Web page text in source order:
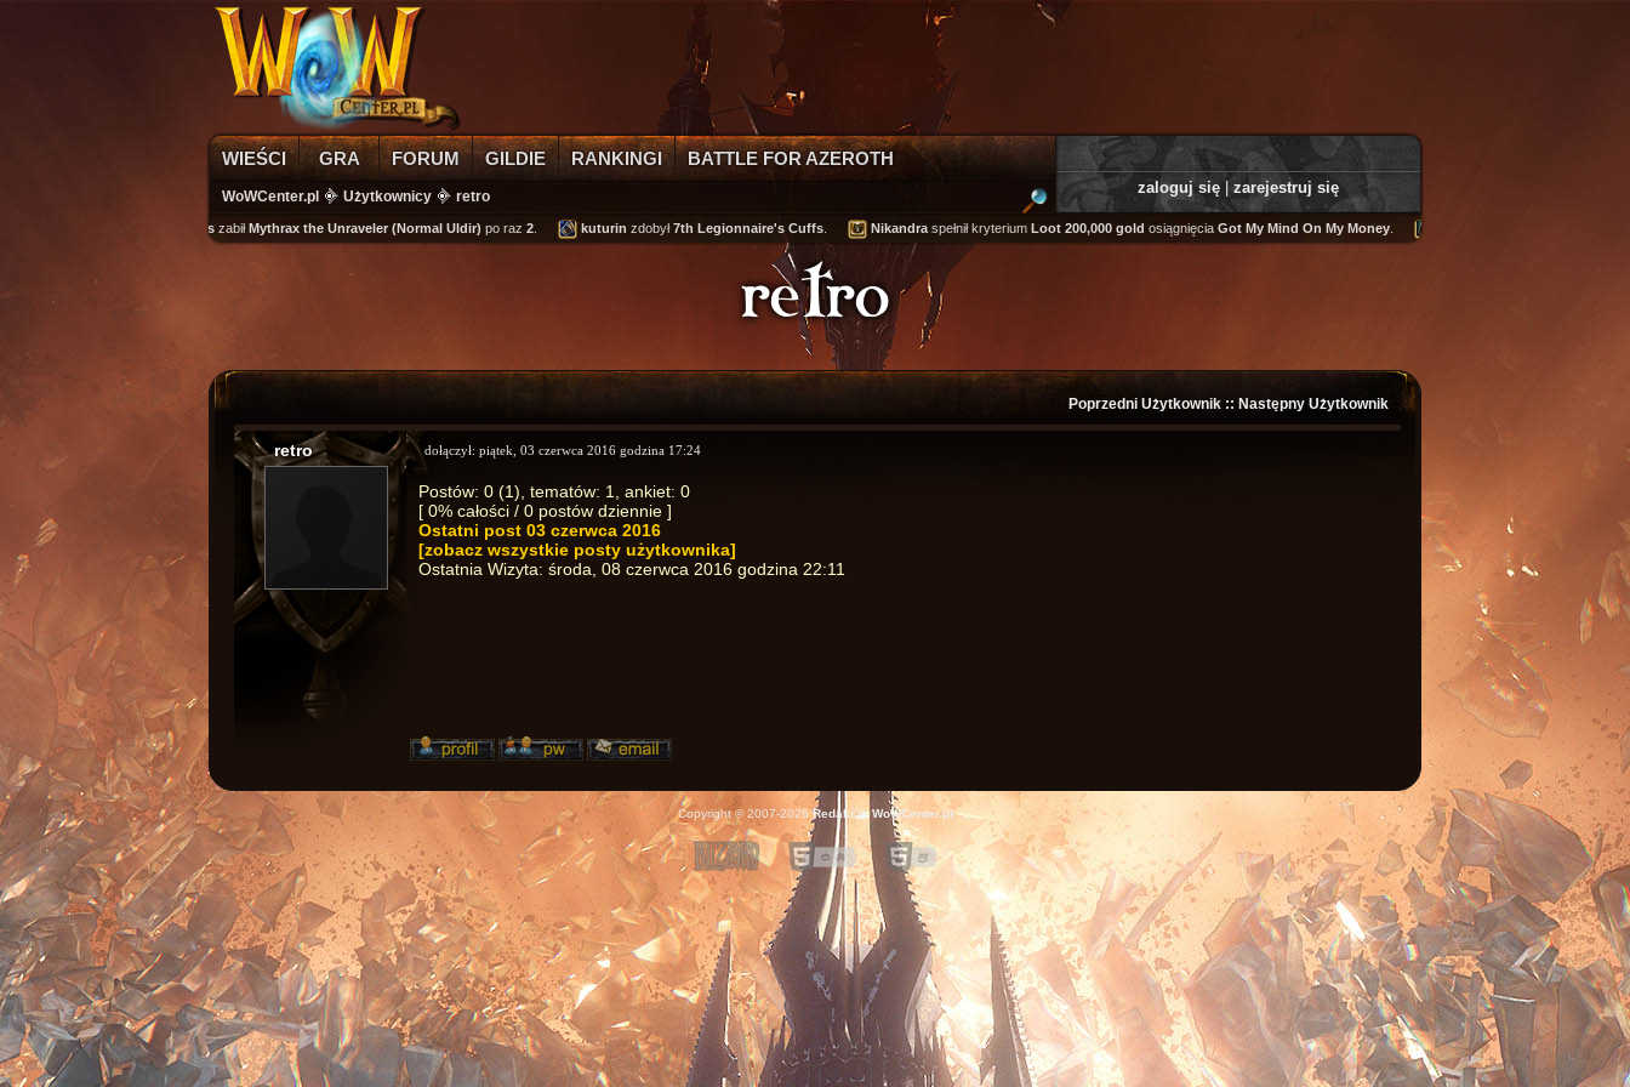
zaloguj się zarejestruj się
WIEŚCI GRA FORUM GILDIE RANKINGI BATTLE FOR AZEROTH
WoWCenter.pl Użytkownicy retro
zabiłMythrax the Unraveler (Normal Uldir)po raz2 . kuturinzdobył7th Legionnaire's Cuffs. Nikandraspełnił kryteriumLoot 200,000 goldosiągnięciaGot My Mind On My Money.
retro
Poprzedni Użytkownik :: Następny Użytkownik
retro dołączył: piątek, 03 czerwca 2016 godzina 17:24
Postów: 0 (1), tematów: 1, ankiet: 0
[ 0% całości / 0 postów dziennie ]
Ostatni post 03 czerwca 2016
[zobacz wszystkie posty użytkownika]
Ostatnia Wizyta: środa, 08 czerwca 2016 godzina 22:11
Copyright © 2007-2026Redakcja WoWCenter.pl